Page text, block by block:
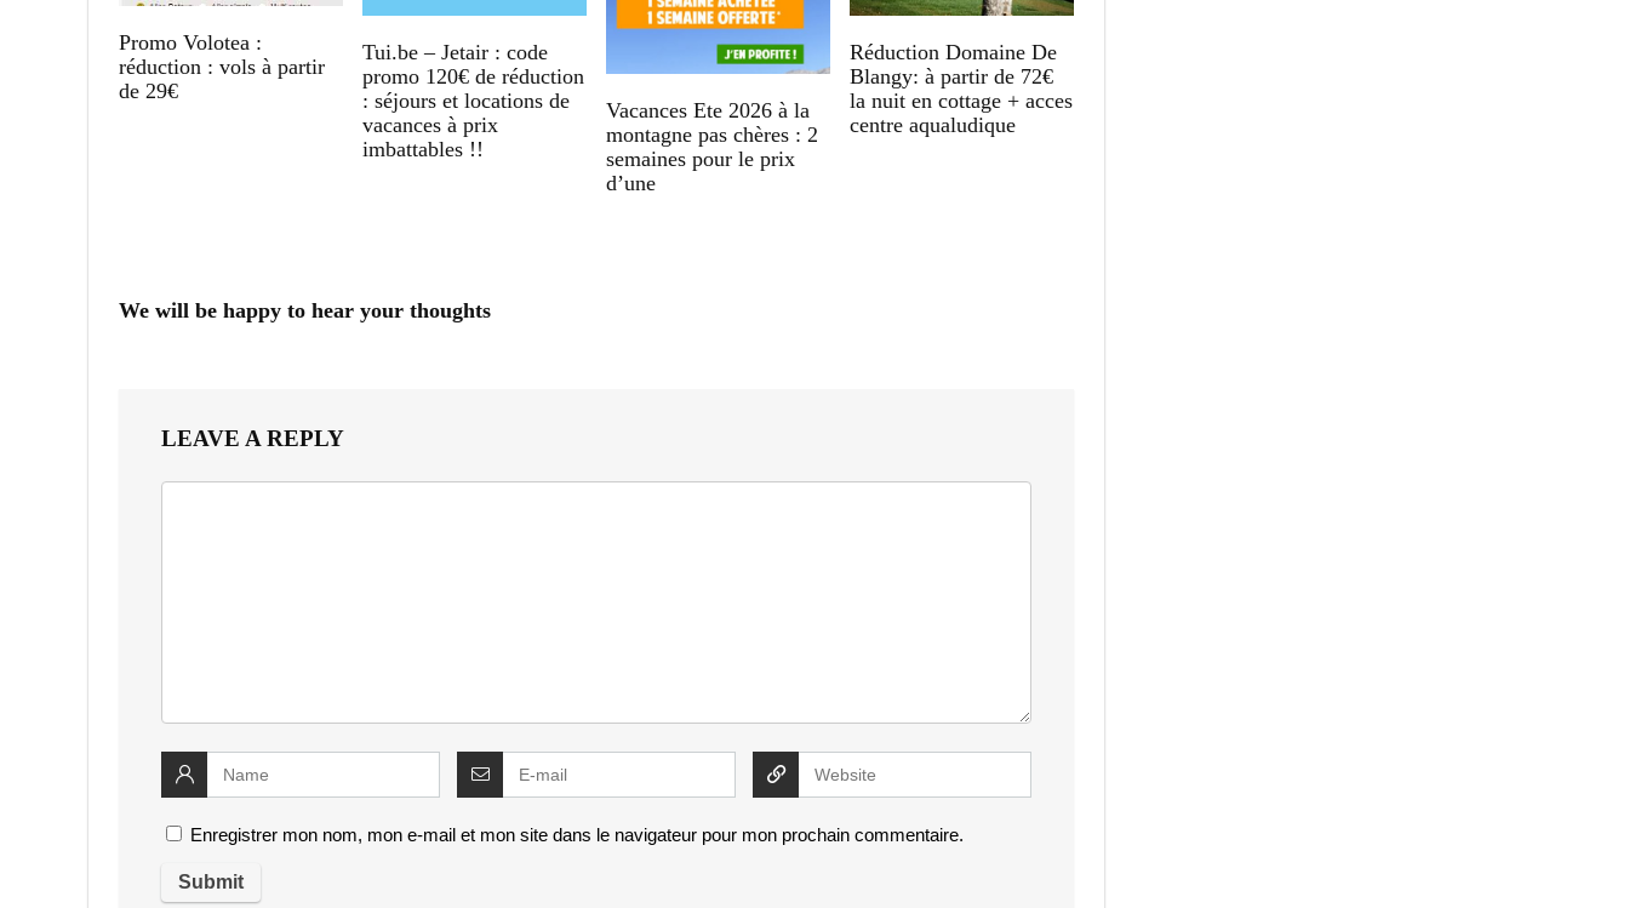
Promo Volotea :
réduction : vols à partir
de 29€
Tui.be – Jetair : code
promo 120€ de réduction
: séjours et locations de
vacances à prix
imbattables !!
Vacances Ete 2026 à la
montagne pas chères : 2
semaines pour le prix
d’une
Réduction Domaine De
Blangy: à partir de 72€
la nuit en cottage + acces
centre aqualudique
We will be happy to hear your thoughts
LEAVE A REPLY
Enregistrer mon nom, mon e-mail et mon site dans le navigateur pour mon prochain commentaire.